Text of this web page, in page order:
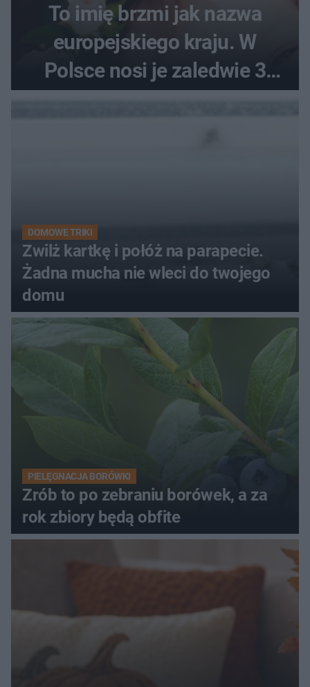
To imię brzmi jak nazwa
europejskiego kraju. W
Polsce nosi je zaledwie 3
kobiety
DOMOWE TRIKI
Zwilż kartkę i połóż na parapecie.
Żadna mucha nie wleci do twojego
domu
PIELĘGNACJA BORÓWKI
Zrób to po zebraniu borówek, a za
rok zbiory będą obfite